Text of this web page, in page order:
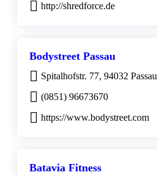
http://shredforce.de
Bodystreet Passau
Spitalhofstr. 77, 94032 Passau
(0851) 96673670
https://www.bodystreet.com
Batavia Fitness